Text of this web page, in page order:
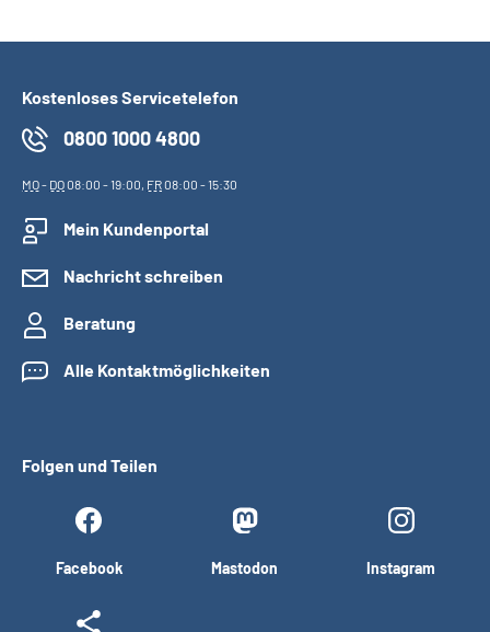
Kostenloses Servicetelefon
0800 1000 4800
MO- DO08:00 - 19:00, FR08:00 - 15:30
Mein Kundenportal
Nachricht schreiben
Beratung
Alle Kontaktmöglichkeiten
Folgen und Teilen
Facebook Mastodon Instagram